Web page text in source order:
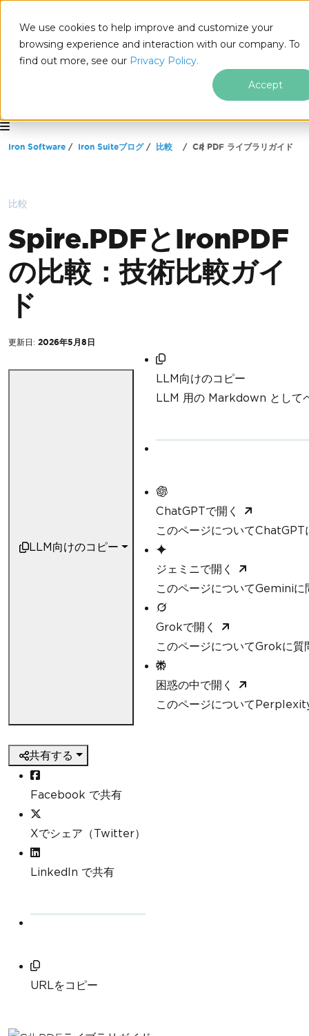
We use cookies to help improve and customize your
browsing experience and interaction with our company. To
find out more, see our Privacy Policy.
Accept
フッターコンテンツにスキップ
Iron Software Iron Suiteブログ 比較 C# PDF ライブラリガイド
比較
Spire.PDFとIronPDF
の比較：技術比較ガイ
ド
更新日: 2026年5月8日
LLM向けのコピー
LLM向けのコピー
LLM 用の Markdown として
ChatGPTで開く
このページについてChatGPT
ジェミニで開く
このページについてGeminiに
Grokで開く
このページについてGrokに質
困惑の中で開く
このページについて
共有する
Facebook で共有
Xでシェア（Twitter）
LinkedIn で共有
URLをコピー